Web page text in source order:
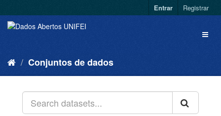
Entrar Registrar
Conjuntos de dados